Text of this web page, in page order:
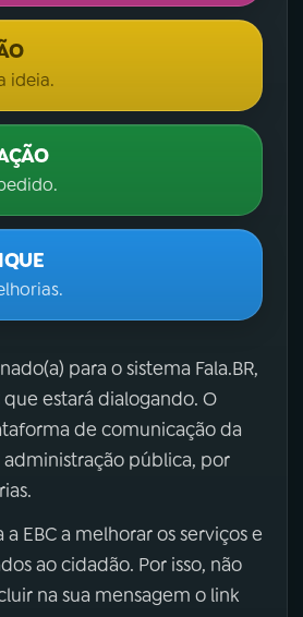
ideia.
para o sistema Fala.BR,
que estará dialogando. O
de comunicação da
pública, por
EBC a melhorar os serviços e
ao cidadão. Por isso, não
na sua mensagem o link